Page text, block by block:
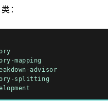
：
mapping
advisor
splitting